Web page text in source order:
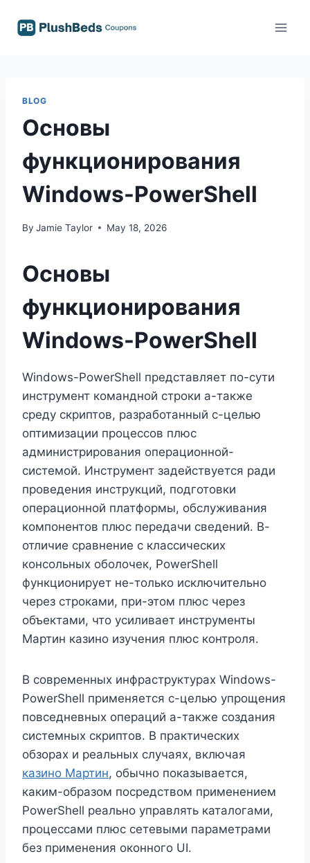
BLOG
Основы
функционирования
Windows-PowerShell
By Jamie Taylor May 18, 2026
Основы
функционирования
Windows-PowerShell
Windows-PowerShell представляет по-сути
инструмент командной строки а-также
среду скриптов, разработанный с-целью
оптимизации процессов плюс
администрирования операционной-
системой. Инструмент задействуется ради
проведения инструкций, подготовки
операционной платформы, обслуживания
компонентов плюс передачи сведений. В-
отличие сравнение с классических
консольных оболочек, PowerShell
функционирует не-только исключительно
через строками, при-этом плюс через
объектами, что усиливает инструменты
Мартин казино изучения плюс контроля.
В современных инфраструктурах Windows-
PowerShell применяется с-целью упрощения
повседневных операций а-также создания
системных скриптов. В практических
обзорах и реальных случаях, включая
казино Мартин, обычно показывается,
каким-образом посредством применением
PowerShell реально управлять каталогами,
процессами плюс сетевыми параметрами
без применения оконного UI.